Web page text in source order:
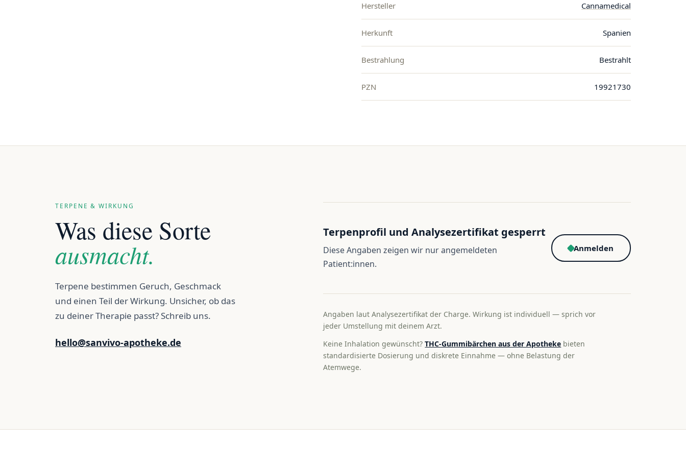
Hersteller Cannamedical
Herkunft Spanien
Bestrahlung Bestrahlt
PZN 19921730
TERPENE & WIRKUNG
Was diese Sorte
ausmacht.
Terpene bestimmen Geruch, Geschmack
und einen Teil der Wirkung. Unsicher, ob das
zu deiner Therapie passt? Schreib uns.
hello@sanvivo-apotheke.de
Terpenprofil und Analysezertifikat gesperrt
Diese Angaben zeigen wir nur angemeldeten
Patient:innen.
Anmelden
Angaben laut Analysezertifikat der Charge. Wirkung ist individuell — sprich vor
jeder Umstellung mit deinem Arzt.
Keine Inhalation gewünscht?THC-Gummibärchen aus der Apotheke bieten
standardisierte Dosierung und diskrete Einnahme — ohne Belastung der
Atemwege.